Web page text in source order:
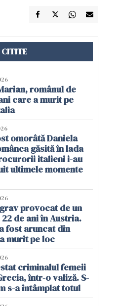
CITITE
românul de
care a murit pe
omorâtă Daniela
găsită în lada
italieni i-au
ultimele momente
provocat de un
de ani în Austria.
fost aruncat din
murit pe loc
criminalul femeii
într-o valiză. S-
s-a întâmplat totul